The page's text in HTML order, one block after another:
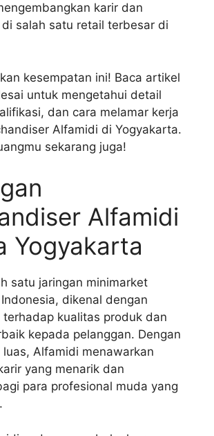
karir dan
salah satu retail terbesar di
kesempatan ini! Baca artikel
untuk mengetahui detail
dan cara melamar kerja
Alfamidi di Yogyakarta.
sekarang juga!
Alfamidi
Yogyakarta
satu jaringan minimarket
dikenal dengan
terhadap kualitas produk dan
kepada pelanggan. Dengan
luas, Alfamidi menawarkan
yang menarik dan
para profesional muda yang